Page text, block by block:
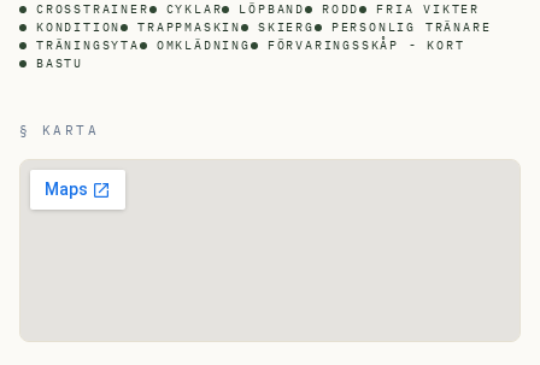
CROSSTRAINER
CYKLAR LÖPBAND RODD
FRIA VIKTER
KONDITION
TRAPPMASKIN SKIERG
PERSONLIG TRÄNARE
TRÄNINGSYTA
OMKLÄDNING
FÖRVARINGSSKÅP - KORT
BASTU
§ KARTA